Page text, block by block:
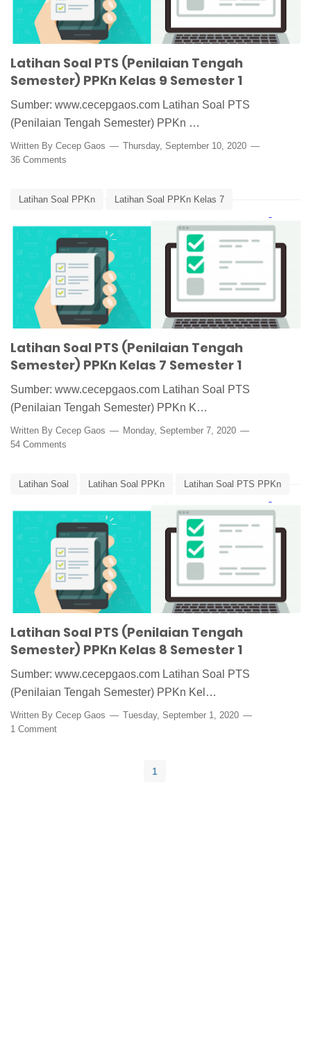
Latihan Soal PTS (Penilaian Tengah
Semester) PPKn Kelas 9 Semester 1
Sumber: www.cecepgaos.com Latihan Soal PTS
(Penilaian Tengah Semester) PPKn …
Written By Cecep Gaos
Thursday, September 10, 2020
36 Comments
Latihan Soal PPKn Latihan Soal PPKn Kelas 7
Latihan Soal PTS PPKn Kelas 7 Semester 1
Media Pembelajaran Perumusan dan Penetapan Pancasila
Latihan Soal PTS (Penilaian Tengah
Semester) PPKn Kelas 7 Semester 1
Sumber: www.cecepgaos.com Latihan Soal PTS
(Penilaian Tengah Semester) PPKn K…
Written By Cecep Gaos
Monday, September 7, 2020
54 Comments
Latihan Soal Latihan Soal PPKn Latihan Soal PTS PPKn
Latihan Soal PTS PPKn Kelas 8 Semester 1
Latihan Soal PTS PPKn Semester 1 Media Pembelajaran
Latihan Soal PTS (Penilaian Tengah
Semester) PPKn Kelas 8 Semester 1
Sumber: www.cecepgaos.com Latihan Soal PTS
(Penilaian Tengah Semester) PPKn Kel…
Written By Cecep Gaos
Tuesday, September 1, 2020
1 Comment
1